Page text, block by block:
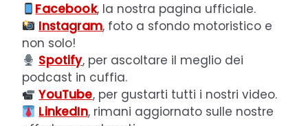
Facebook, la nostra pagina ufficiale.
Instagram, foto a sfondo motoristico e
non solo!
Spotify, per ascoltare il meglio dei
podcast in cuffia.
YouTube, per gustarti tutti i nostri video.
LinkedIn, rimani aggiornato sulle nostre